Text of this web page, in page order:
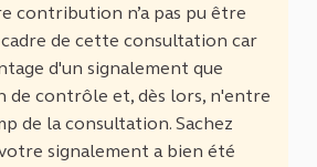
contribution n’a pas pu être
de cette consultation car
d'un signalement que
de contrôle et, dès lors, n'entre
de la consultation. Sachez
signalement a bien été